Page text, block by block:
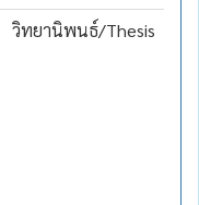
วิทยานิพนธ์/Thesis